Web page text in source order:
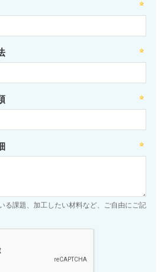
る課題、加工したい材料など、ご自由にご記